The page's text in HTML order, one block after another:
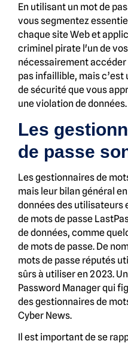
En utilisant un mot de
vous segmentez
chaque site Web et
criminel pirate l'un de
nécessairement accéder
pas infaillible, mais
de sécurité que vous
une violation de données.
Les
de passe
Les gestionnaires de
mais leur bilan général
données des utilisateurs
de mots de passe
de données, comme
de mots de passe. De
mots de passe réputés
sûrs à utiliser en 2023.
Password Manager qui
des gestionnaires de
Cyber News.
Il est important de se